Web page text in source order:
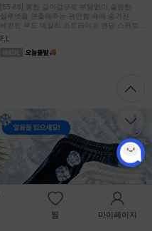
[55-88] 롱한 길이감으로 부담없이,슬림한
실루엣을 연출해주는 편안함 속에 숨겨진
세련된 무드 데일리 스트라이프 밴딩 스커트
#NAK MADE.
F,L
찜 마이페이지